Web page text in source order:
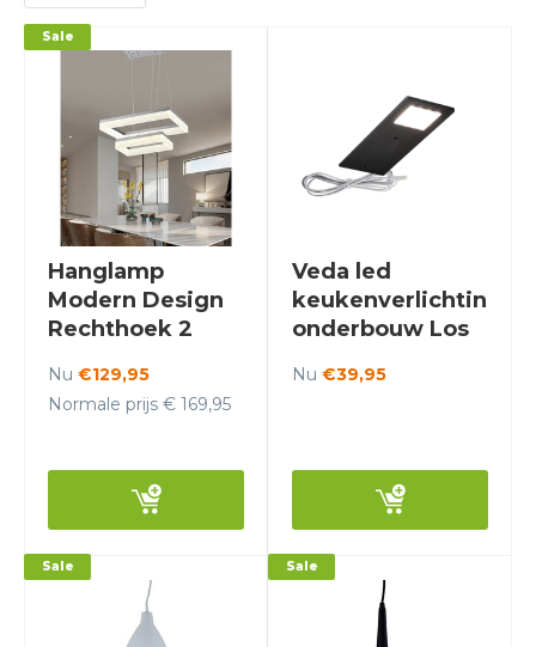
Hanglamp
Modern Design
Rechthoek 2
- Scaldare Erice
Sale
Nu €129,95
Normale prijs € 169,95
Veda led
keukenverlichting
onderbouw Los
Nu €39,95
Sale Sale